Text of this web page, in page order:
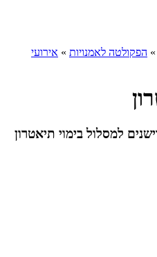
» הפקולטה לאמנויות » אירועי
למסלול בימוי תיאטרון